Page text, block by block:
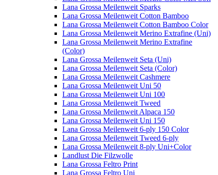
Lana Grossa Meilenweit Sparks
Lana Grossa Meilenweit Cotton Bamboo
Lana Grossa Meilenweit Cotton Bamboo Color
Lana Grossa Meilenweit Merino Extrafine (Uni)
Lana Grossa Meilenweit Merino Extrafine
(Color)
Lana Grossa Meilenweit Seta (Uni)
Lana Grossa Meilenweit Seta (Color)
Lana Grossa Meilenweit Cashmere
Lana Grossa Meilenweit Uni 50
Lana Grossa Meilenweit Uni 100
Lana Grossa Meilenweit Tweed
Lana Grossa Meilenweit Alpaca 150
Lana Grossa Meilenweit Uni 150
Lana Grossa Meilenweit 6-ply 150 Color
Lana Grossa Meilenweit Tweed 6-ply
Lana Grossa Meilenweit 8-ply Uni+Color
Landlust Die Filzwolle
Lana Grossa Feltro Print
Lana Grossa Feltro Uni